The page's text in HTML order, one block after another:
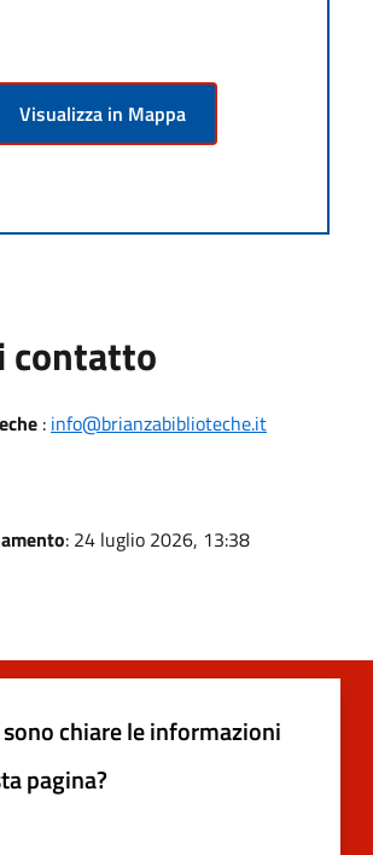
Visualizza in Mappa
contatto
: info@brianzabiblioteche.it
: 24 luglio 2026, 13:38
chiare le informazioni
pagina?